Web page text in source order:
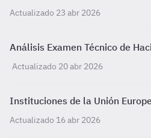
Actualizado 23 abr 2026
Análisis Examen Técnico de
Actualizado 20 abr 2026
Instituciones de la Unión
Actualizado 16 abr 2026